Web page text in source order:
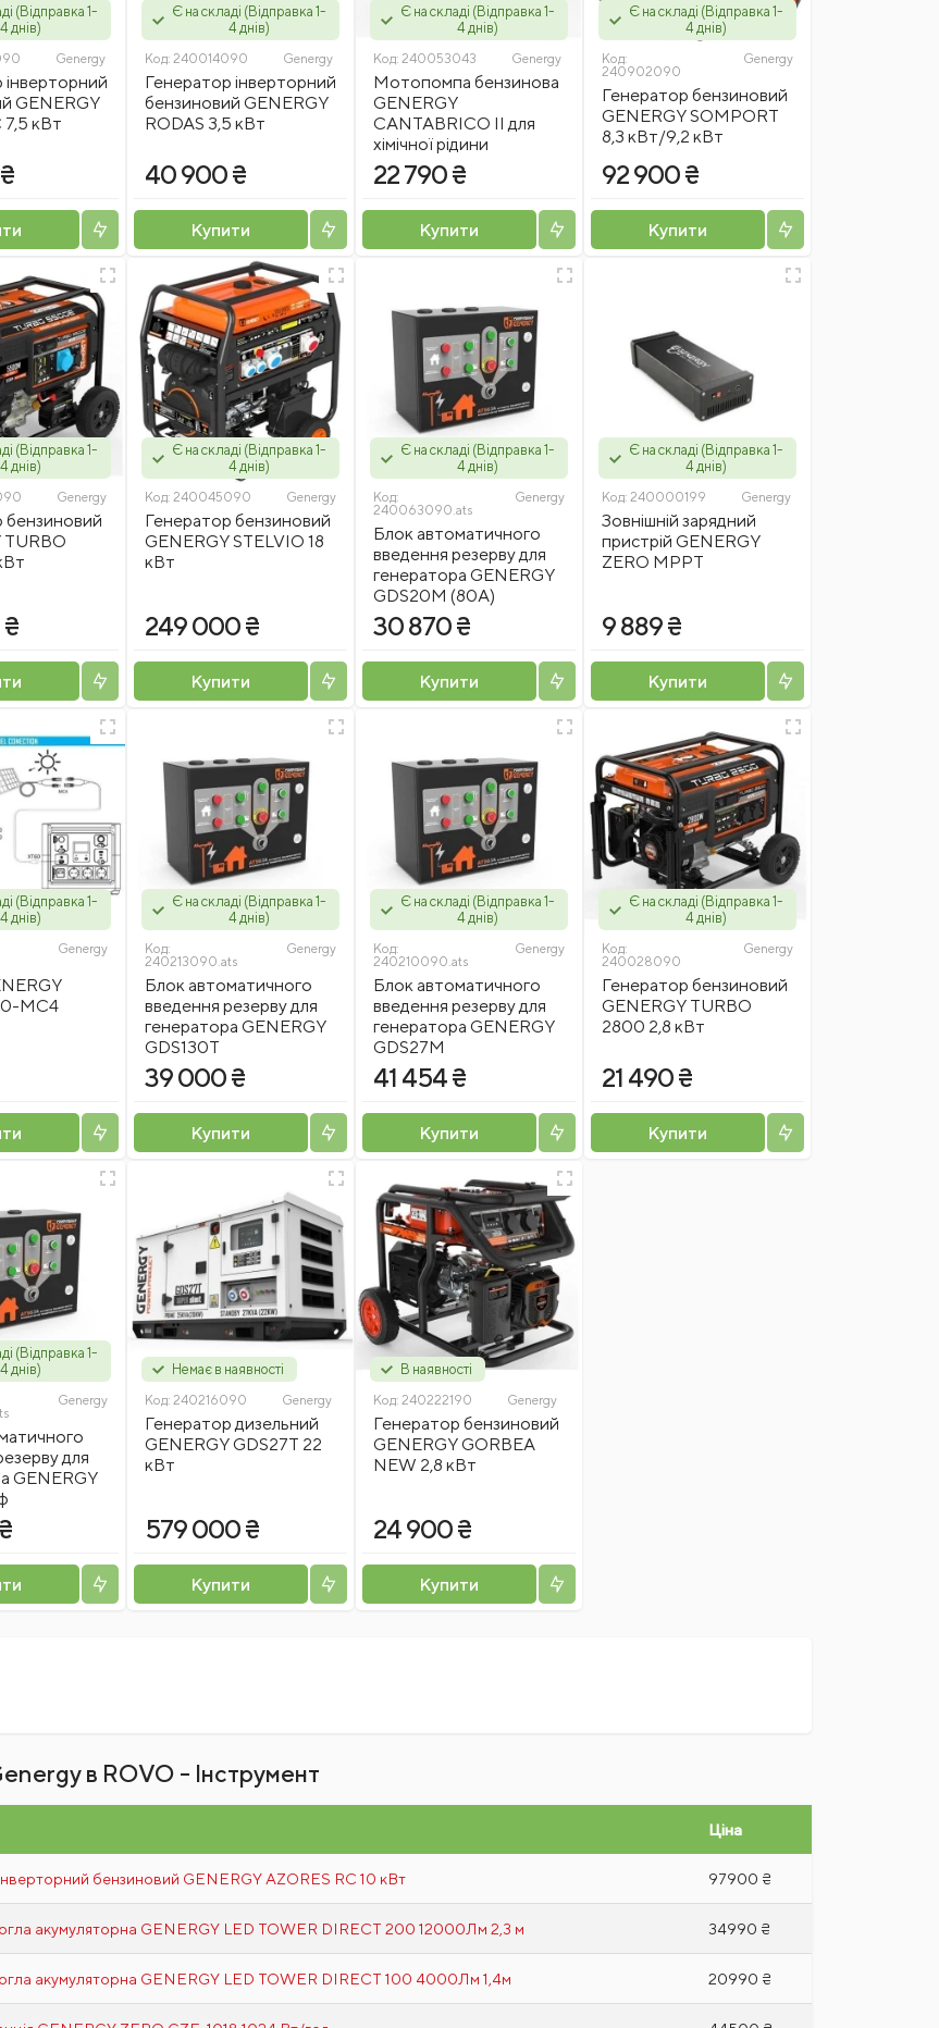
(Відправка 1-
4 днів)
Genergy
GENERGY
7,5 кВт
Є на складі (Відправка 1-
4 днів)
Код: 240014090 Genergy
Генератор інверторний
бензиновий GENERGY
RODAS 3,5 кВт
40 900 ₴
Купити
Є на складі (Відправка 1-
4 днів)
Код: 240053043 Genergy
Мотопомпа бензинова
GENERGY
CANTABRICO II для
хімічної рідини
22 790 ₴
Купити
Є на складі (Відправка 1-
4 днів)
Код:
240902090
Genergy
Генератор бензиновий
GENERGY SOMPORT
8,3 кВт/9,2 кВт
92 900 ₴
Купити
(Відправка 1-
4 днів)
Genergy
бензиновий
TURBO
Є на складі (Відправка 1-
4 днів)
Код: 240045090 Genergy
Генератор бензиновий
GENERGY STELVIO 18
кВт
249 000 ₴
Купити
Є на складі (Відправка 1-
4 днів)
Код:
240063090.ats
Genergy
Блок автоматичного
введення резерву для
генератора GENERGY
GDS20M (80А)
30 870 ₴
Купити
Є на складі (Відправка 1-
4 днів)
Код: 240000199 Genergy
Зовнішній зарядний
пристрій GENERGY
ZERO MPPT
9 889 ₴
Купити
(Відправка 1-
4 днів)
Genergy
MC4
Є на складі (Відправка 1-
4 днів)
Код:
240213090.ats
Genergy
Блок автоматичного
введення резерву для
генератора GENERGY
GDS130T
39 000 ₴
Купити
Є на складі (Відправка 1-
4 днів)
Код:
240210090.ats
Genergy
Блок автоматичного
введення резерву для
генератора GENERGY
GDS27M
41 454 ₴
Купити
Є на складі (Відправка 1-
4 днів)
Код:
240028090
Genergy
Генератор бензиновий
GENERGY TURBO
2800 2,8 кВт
21 490 ₴
Купити
(Відправка 1-
4 днів)
Genergy
для
GENERGY
Немає в наявності
Код: 240216090 Genergy
Генератор дизельний
GENERGY GDS27T 22
кВт
579 000 ₴
Купити
В наявності
Код: 240222190 Genergy
Генератор бензиновий
GENERGY GORBEA
NEW 2,8 кВт
24 900 ₴
Купити
в ROVO - Інструмент
Ціна
бензиновий GENERGY AZORES RC 10 кВт 97900 ₴
акумуляторна GENERGY LED TOWER DIRECT 200 12000Лм 2,3 м 34990 ₴
акумуляторна GENERGY LED TOWER DIRECT 100 4000Лм 1,4м 20990 ₴